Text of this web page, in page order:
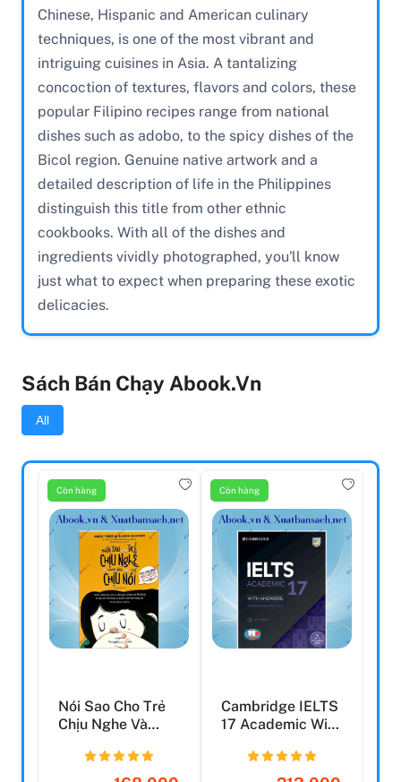
Chinese, Hispanic and American culinary
techniques, is one of the most vibrant and
intriguing cuisines in Asia. A tantalizing
concoction of textures, flavors and colors, these
popular Filipino recipes range from national
dishes such as adobo, to the spicy dishes of the
Bicol region. Genuine native artwork and a
detailed description of life in the Philippines
distinguish this title from other ethnic
cookbooks. With all of the dishes and
ingredients vividly photographed, you'll know
just what to expect when preparing these exotic
delicacies.
Sách Bán Chạy Abook.vn
All
Còn hàng
Nói Sao Cho Trẻ
Chịu Nghe Và
Chịu...
Còn hàng
Cambridge IELTS
17 Academic With